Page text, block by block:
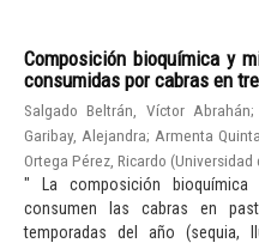
Composición bioquímica y
consumidas por cabras en
Salgado Beltrán, Víctor Abrahán;
Garibay, Alejandra; Armenta
Ortega Pérez, Ricardo (Universidad
" La composición
consumen las cabras en
temporadas del año (sequia,